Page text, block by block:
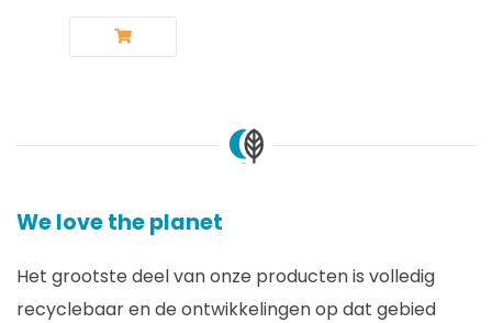
We love the planet
Het grootste deel van onze producten is volledig
recyclebaar en de ontwikkelingen op dat gebied